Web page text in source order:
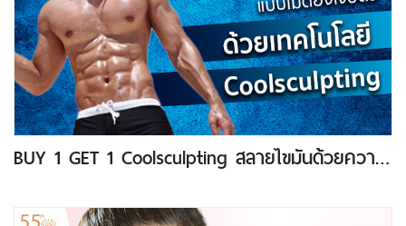
BUY 1 GET 1 Coolsculpting สลายไขมันด้วยความเย็น ไม่ต้องทำบ่อย